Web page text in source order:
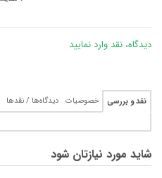
دیدگاه، نقد وارد نمایید
نقد و بررسی خصوصیات دیدگاه‌ها / نقدها
شاید مورد نیازتان شود